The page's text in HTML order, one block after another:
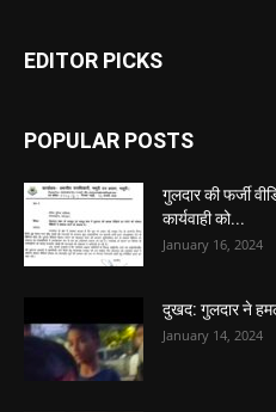
EDITOR PICKS
POPULAR POSTS
गुलदार की फर्जी
कार्यवाही को...
January 16, 2024
दुखद: गुलदार ने
January 14, 2024